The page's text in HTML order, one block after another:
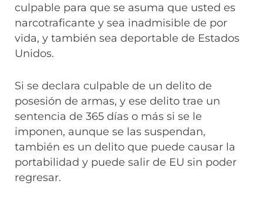
culpable para que se asuma que usted es
narcotraficante y sea inadmisible de por
vida, y también sea deportable de Estados
Unidos.
Si se declara culpable de un delito de
posesión de armas, y ese delito trae un
sentencia de 365 días o más si se le
imponen, aunque se las suspendan,
también es un delito que puede causar la
portabilidad y puede salir de EU sin poder
regresar.